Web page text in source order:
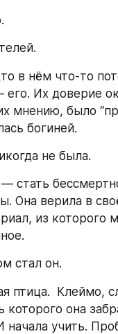
в нём что-то
Их доверие
мнению, было
богиней.
не была.
Она верила в
из которого
стал он.
птица.  Клеймо,
которого она
учить.